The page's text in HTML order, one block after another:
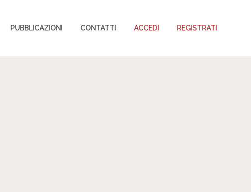
PUBBLICAZIONI CONTATTI ACCEDI REGISTRATI